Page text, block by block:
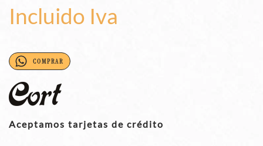
Incluido Iva
COMPRAR
Aceptamos tarjetas de crédito